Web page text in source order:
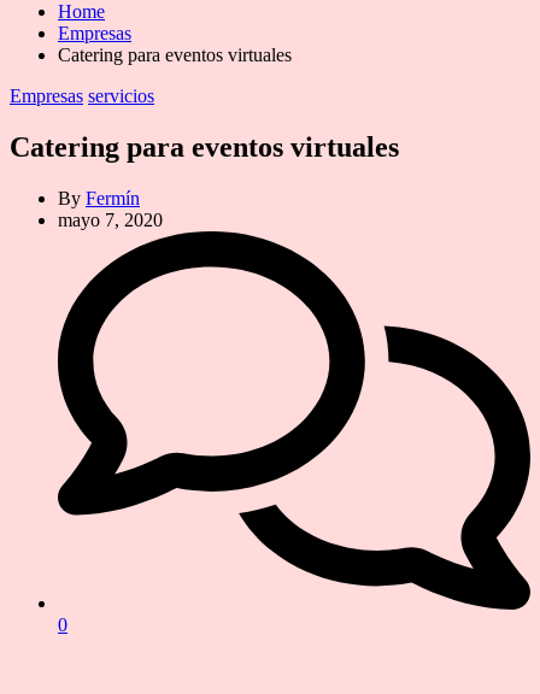
Home
Empresas
Catering para eventos virtuales
Categories
Empresas servicios
Catering para eventos virtuales
By Fermín
mayo 7, 2020
0